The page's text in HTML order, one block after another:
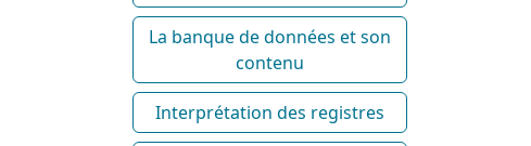
La banque de données et son
contenu
Interprétation des registres